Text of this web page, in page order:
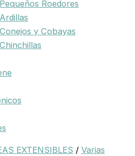
Roedores
y Cobayas
EXTENSIBLES / Varias